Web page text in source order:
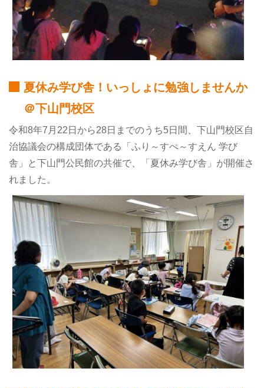
夏休み学び舎！いっしょに勉強しませんか
＠下山門校区
令和8年7月22日から28日までのうち5日間、下山門校区自
治協議会の構成団体である「ふり～すぺ～すえん 学び
舎」と下山門公民館の共催で、「夏休み学び舎」が開催さ
れました。